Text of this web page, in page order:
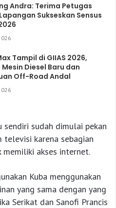
Andra: Terima Petugas
Sukseskan Sensus
Tampil di GIIAS 2026,
Diesel Baru dan
Off-Road Andal
sendiri sudah dimulai pekan
karena sebagian
memiliki akses internet.
Kuba menggunakan
yang sama dengan yang
Serikat dan Sanofi Prancis